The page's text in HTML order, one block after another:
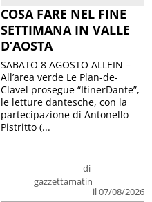
COSA FARE NEL FINE
SETTIMANA IN VALLE
D’AOSTA
di
gazzettamatin
il 07/08/2026
SABATO 8 AGOSTO ALLEIN –
All’area verde Le Plan-de-
Clavel prosegue “ItinerDante”,
le letture dantesche, con la
partecipazione di Antonello
Pistritto (...